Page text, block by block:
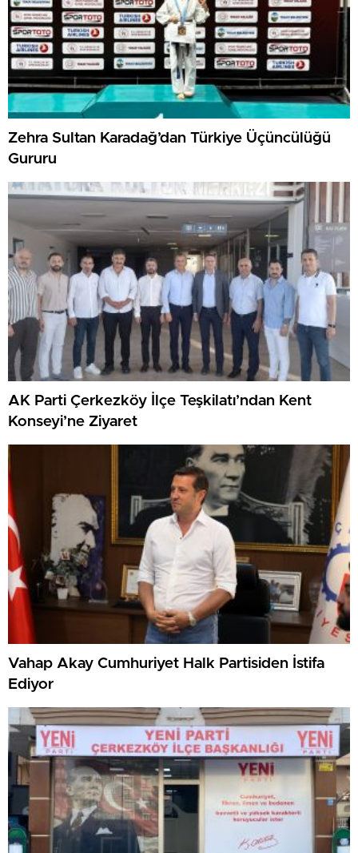
Zehra Sultan Karadağ’dan Türkiye Üçüncülüğü
Gururu
AK Parti Çerkezköy İlçe Teşkilatı’ndan Kent
Konseyi’ne Ziyaret
Vahap Akay Cumhuriyet Halk Partisiden İstifa
Ediyor